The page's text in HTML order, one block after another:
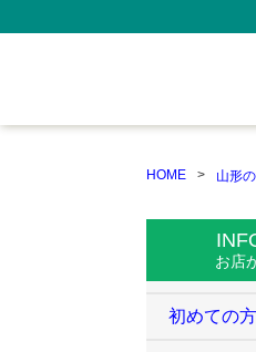
HOME 山形
お店
初めての